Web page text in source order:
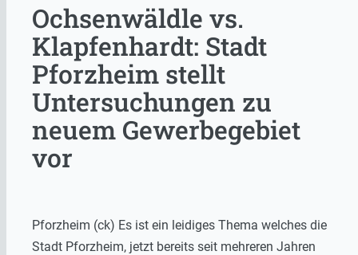
Ochsenwäldle vs.
Klapfenhardt: Stadt
Pforzheim stellt
Untersuchungen zu
neuem Gewerbegebiet
vor
Pforzheim (ck) Es ist ein leidiges Thema welches die
Stadt Pforzheim, jetzt bereits seit mehreren Jahren